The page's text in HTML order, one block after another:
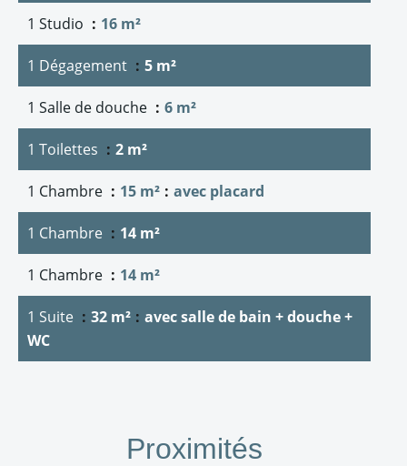
1 Studio 16 m²
1 Dégagement 5 m²
1 Salle de douche 6 m²
1 Toilettes 2 m²
1 Chambre 15 m² avec placard
1 Chambre 14 m²
1 Chambre 14 m²
1 Suite 32 m²
avec salle de bain + douche +
WC
Proximités